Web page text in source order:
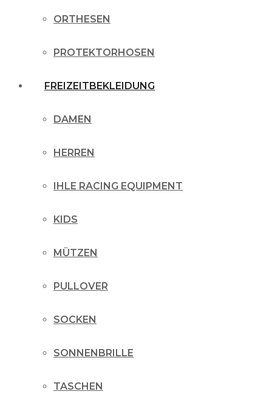
ORTHESEN
PROTEKTORHOSEN
FREIZEITBEKLEIDUNG
DAMEN
HERREN
IHLE RACING EQUIPMENT
KIDS
MÜTZEN
PULLOVER
SOCKEN
SONNENBRILLE
TASCHEN